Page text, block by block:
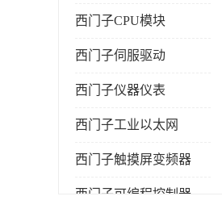
西门子CPU模块
西门子伺服驱动
西门子仪器仪表
西门子工业以太网
西门子触摸屏变频器
西门子可编程控制器